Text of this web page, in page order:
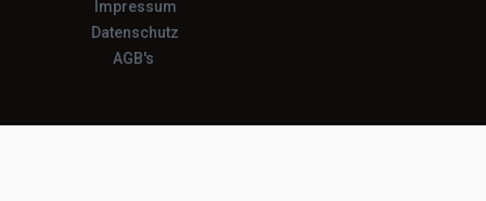
Impressum
Datenschutz
AGB's